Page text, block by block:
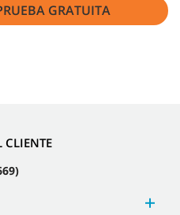
GRATUITA
CLIENTE